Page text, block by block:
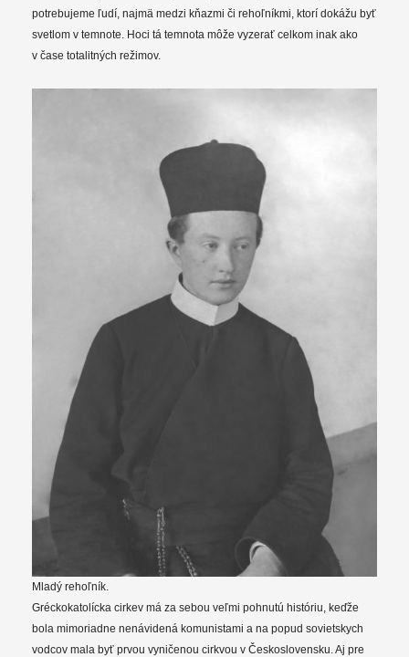
potrebujeme ľudí, najmä medzi kňazmi či rehoľníkmi, ktorí dokážu byť
svetlom v temnote. Hoci tá temnota môže vyzerať celkom inak ako
v čase totalitných režimov.
Mladý rehoľník.
Gréckokatolícka cirkev má za sebou veľmi pohnutú históriu, keďže
bola mimoriadne nenávidená komunistami a na popud sovietskych
vodcov mala byť prvou vyničenou cirkvou v Československu. Aj pre